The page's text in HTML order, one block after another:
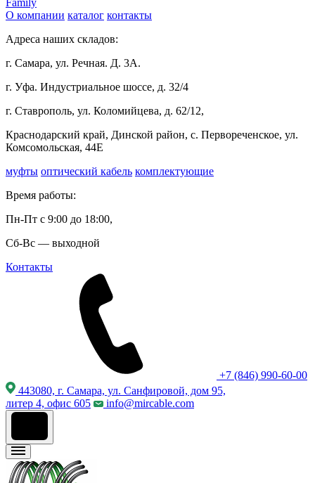
О компании каталог контакты
Адреса наших складов:
г. Самара, ул. Речная. Д. 3А.
г. Уфа. Индустриальное шоссе, д. 32/4
г. Ставрополь, ул. Коломийцева, д. 62/12,
Краснодарский край, Динской район, с. Первореченское, ул.
Комсомольская, 44Е
муфты оптический кабель комплектующие
Время работы:
Пн-Пт с 9:00 до 18:00,
Сб-Вс — выходной
Контакты
+7 (846) 990-60-00
443080, г. Самара, ул. Санфировой, дом 95,
литер 4, офис 605
info@mircable.com